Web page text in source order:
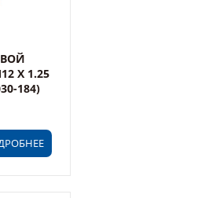
X 1.25
184)